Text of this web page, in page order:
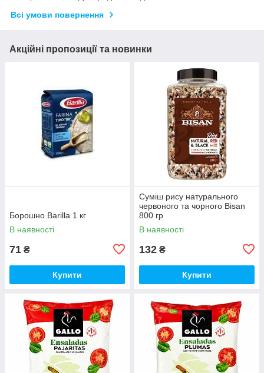
Всі умови повернення
Акційні пропозиції та новинки
Борошно Barilla 1 кг
В наявності
71 ₴
Купити
Суміш рису натурального
червоного та чорного Bisan
800 гр
В наявності
132 ₴
Купити